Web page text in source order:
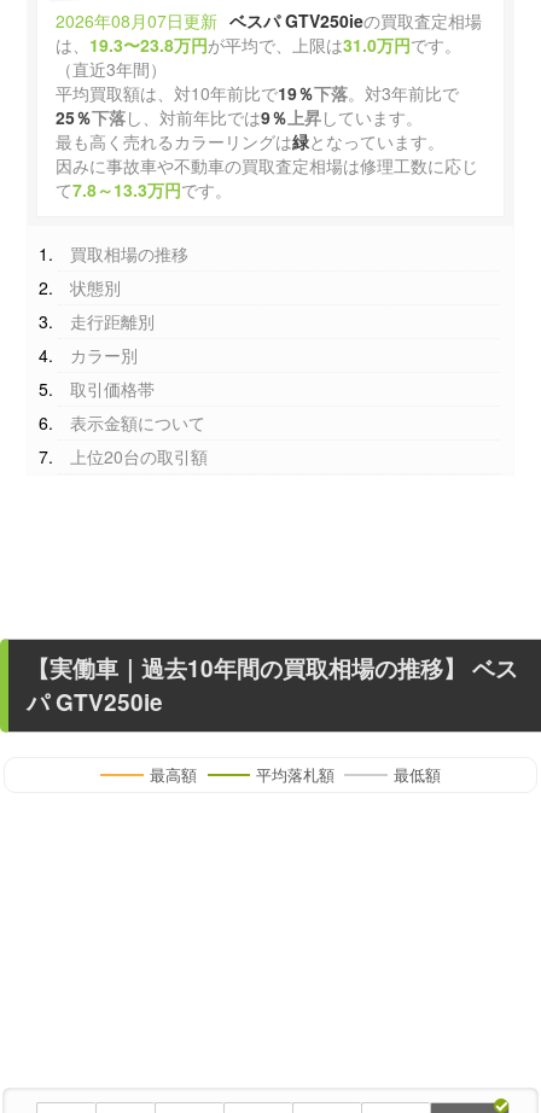
2026年08月07日更新 ベスパ GTV250ieの買取査定相場
は、 19.3〜23.8万円が平均で、上限は31.0万円です。
（直近3年間）
平均買取額は、対10年前比で19％下落。対3年前比で
25％下落し、対前年比では9％上昇しています。
最も高く売れるカラーリングは緑となっています。
因みに事故車や不動車の買取査定相場は修理工数に応じ
て7.8～13.3万円です。
買取相場の推移
状態別
走行距離別
カラー別
取引価格帯
表示金額について
上位20台の取引額
【実働車 ｜過去10年間の買取相場の推移】 ベス
パ GTV250ie
最高額 平均落札額 最低額